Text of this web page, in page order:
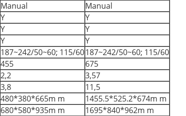
Manual
Manual
Y
Y
Y
Y
Y Y
187~242/50~60; 115/60187~242/50~60; 115/60
455
675
2,2
3,57
3,8 11,5
480*380*665m m
1455.5*525.2*674m m
680*580*935m m
1695*840*962m m